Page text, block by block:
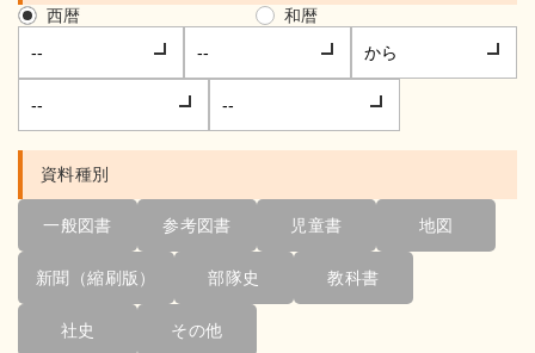
西暦
和暦
資料種別
一般図書 参考図書 児童書 地図
新聞（縮刷版） 部隊史 教科書
社史 その他